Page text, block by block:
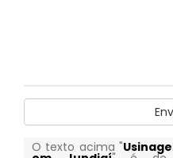
O texto acima "